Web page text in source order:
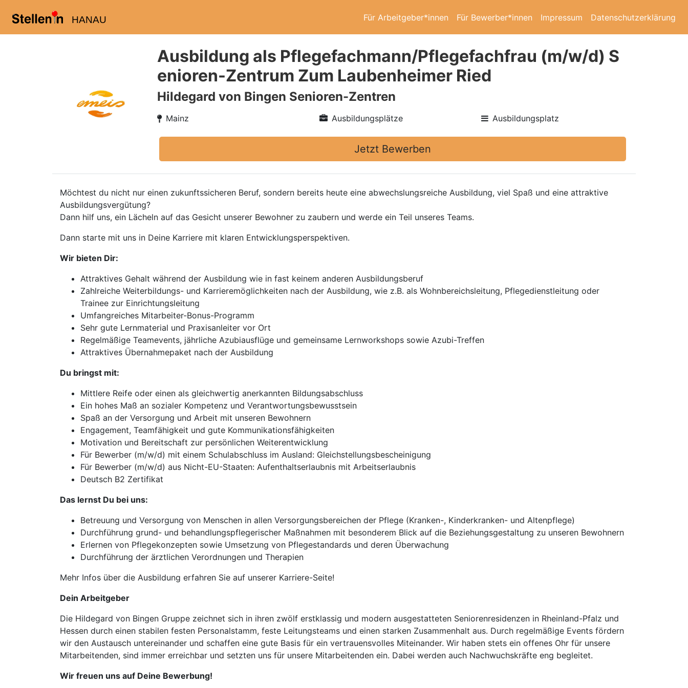
HANAU Für Arbeitgeber*innen Für Bewerber*innen Impressum Datenschutzerklärung
Ausbildung als Pflegefachmann/Pflegefachfrau (m/w/d) S
enioren-Zentrum Zum Laubenheimer Ried
Hildegard von Bingen Senioren-Zentren
Mainz Ausbildungsplätze Ausbildungsplatz
Jetzt Bewerben
Möchtest du nicht nur einen zukunftssicheren Beruf, sondern bereits heute eine abwechslungsreiche Ausbildung, viel Spaß und eine attraktive
Ausbildungsvergütung?
Dann hilf uns, ein Lächeln auf das Gesicht unserer Bewohner zu zaubern und werde ein Teil unseres Teams.
Dann starte mit uns in Deine Karriere mit klaren Entwicklungsperspektiven.
Wir bieten Dir:
Attraktives Gehalt während der Ausbildung wie in fast keinem anderen Ausbildungsberuf
Zahlreiche Weiterbildungs- und Karrieremöglichkeiten nach der Ausbildung, wie z.B. als Wohnbereichsleitung, Pflegedienstleitung oder
Trainee zur Einrichtungsleitung
Umfangreiches Mitarbeiter-Bonus-Programm
Sehr gute Lernmaterial und Praxisanleiter vor Ort
Regelmäßige Teamevents, jährliche Azubiausflüge und gemeinsame Lernworkshops sowie Azubi-Treffen
Attraktives Übernahmepaket nach der Ausbildung
Du bringst mit:
Mittlere Reife oder einen als gleichwertig anerkannten Bildungsabschluss
Ein hohes Maß an sozialer Kompetenz und Verantwortungsbewusstsein
Spaß an der Versorgung und Arbeit mit unseren Bewohnern
Engagement, Teamfähigkeit und gute Kommunikationsfähigkeiten
Motivation und Bereitschaft zur persönlichen Weiterentwicklung
Für Bewerber (m/w/d) mit einem Schulabschluss im Ausland: Gleichstellungsbescheinigung
Für Bewerber (m/w/d) aus Nicht-EU-Staaten: Aufenthaltserlaubnis mit Arbeitserlaubnis
Deutsch B2 Zertifikat
Das lernst Du bei uns:
Betreuung und Versorgung von Menschen in allen Versorgungsbereichen der Pflege (Kranken-, Kinderkranken- und Altenpflege)
Durchführung grund- und behandlungspflegerischer Maßnahmen mit besonderem Blick auf die Beziehungsgestaltung zu unseren Bewohnern
Erlernen von Pflegekonzepten sowie Umsetzung von Pflegestandards und deren Überwachung
Durchführung der ärztlichen Verordnungen und Therapien
Mehr Infos über die Ausbildung erfahren Sie auf unserer Karriere-Seite!
Dein Arbeitgeber
Die Hildegard von Bingen Gruppe zeichnet sich in ihren zwölf erstklassig und modern ausgestatteten Seniorenresidenzen in Rheinland-Pfalz und
Hessen durch einen stabilen festen Personalstamm, feste Leitungsteams und einen starken Zusammenhalt aus. Durch regelmäßige Events fördern
wir den Austausch untereinander und schaffen eine gute Basis für ein vertrauensvolles Miteinander. Wir haben stets ein offenes Ohr für unsere
Mitarbeitenden, sind immer erreichbar und setzten uns für unsere Mitarbeitenden ein. Dabei werden auch Nachwuchskräfte eng begleitet.
Wir freuen uns auf Deine Bewerbung!